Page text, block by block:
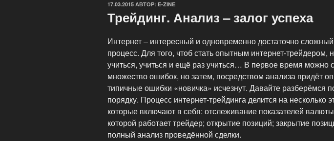
ОПУБЛИКОВАНО
17.03.2015 АВТОР: E-ZINE
Трейдинг. Анализ – залог успеха
Интернет – интересный и одновременно достаточно сложный
процесс. Для того, чтоб стать опытным интернет-трейдером,
учиться, учиться и ещё раз учиться… В первое время можно
множество ошибок, но затем, посредством анализа придёт
типичные ошибки «новичка» исчезнут. Давайте разберёмся
порядку. Процесс интернет-трейдинга делится на несколько
которые включают в себя: отслеживание показателей
которой работает трейдер; открытие позиций; закрытие
полный анализ проведённой сделки.